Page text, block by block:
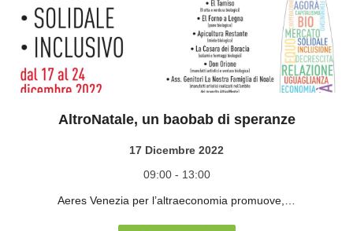
AltroNatale, un baobab di speranze
17 Dicembre 2022
09:00 - 13:00
Aeres Venezia per l’altraeconomia promuove,…